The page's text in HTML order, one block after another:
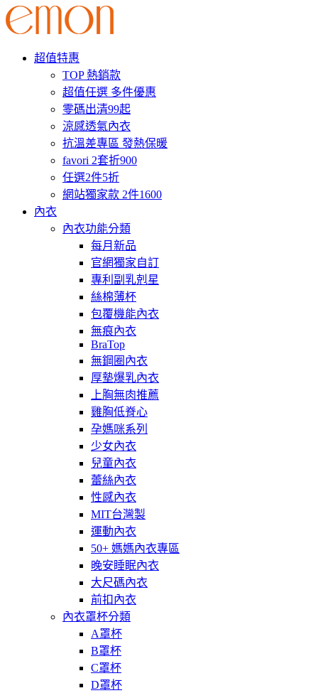
超值特惠
TOP 熱銷款
超值任選 多件優惠
零碼出清99起
涼感透氣內衣
抗溫差專區 發熱保暖
favori 2套折900
任選2件5折
網站獨家款 2件1600
內衣
內衣功能分類
每月新品
官網獨家自訂
專利副乳剋星
絲棉薄杯
包覆機能內衣
無痕內衣
BraTop
無鋼圈內衣
厚墊爆乳內衣
上胸無肉推薦
雞胸低脊心
孕媽咪系列
少女內衣
兒童內衣
蕾絲內衣
性感內衣
MIT台灣製
運動內衣
50+ 媽媽內衣專區
晚安睡眠內衣
大尺碼內衣
前扣內衣
內衣罩杯分類
A罩杯
B罩杯
C罩杯
D罩杯